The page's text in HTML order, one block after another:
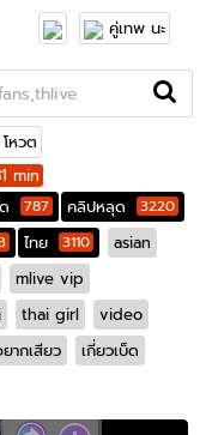
คู่เทพ นะ
โหวต
min
787 คลิปหลุด 3220
ไทย 3110
asian
mlive vip
thai girl
video
ากเสียว
เกี่ยวเบ็ด